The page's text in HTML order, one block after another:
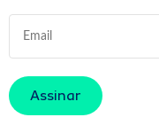
Assinar